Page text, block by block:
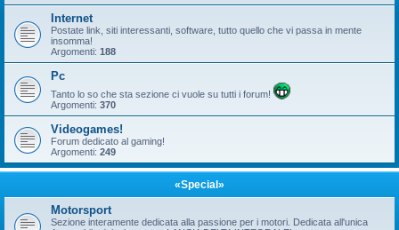
Internet
Postate link, siti interessanti, software, tutto quello che vi passa in mente
insomma!
Argomenti: 188
Pc
Tanto lo so che sta sezione ci vuole su tutti i forum!
Argomenti: 370
Videogames!
Forum dedicato al gaming!
Argomenti: 249
«Special»
Motorsport
Sezione interamente dedicata alla passione per i motori. Dedicata all'unica